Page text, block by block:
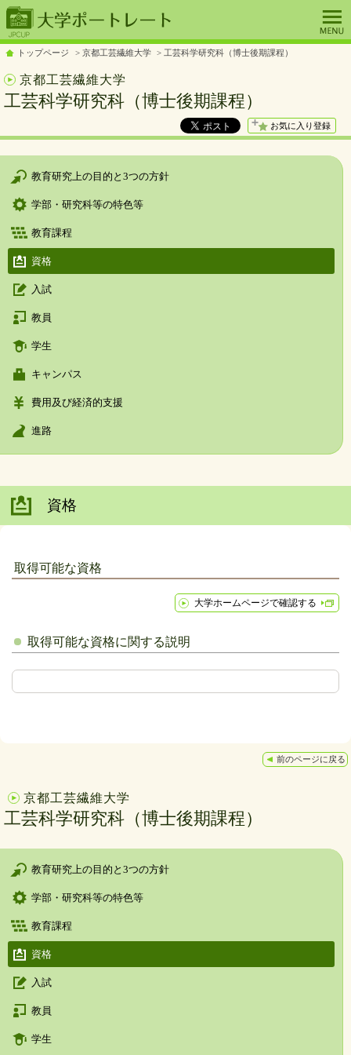
トップページ 京都工芸繊維大学 工芸科学研究科（博士後期課程）
京都工芸繊維大学
工芸科学研究科（博士後期課程）
お気に入り登録
教育研究上の目的と3つの方針
学部・研究科等の特色等
教育課程
資格
入試
教員
学生
キャンパス
費用及び経済的支援
進路
資格
取得可能な資格
大学ホームページで確認する
取得可能な資格に関する説明
前のページに戻る
京都工芸繊維大学
工芸科学研究科（博士後期課程）
教育研究上の目的と3つの方針
学部・研究科等の特色等
教育課程
資格
入試
教員
学生